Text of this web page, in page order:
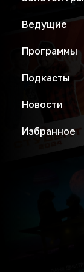
Ведущие
Программы
Подкасты
Новости
Избранное